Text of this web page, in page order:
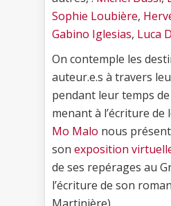
Sophie Loubière,
Gabino Iglesias, Luca
On contemple les
auteur.e.s à travers
pendant leur temps
menant à l’écriture de
Mo Malo nous
son exposition
de ses repérages au
l’écriture de son
Martinière).